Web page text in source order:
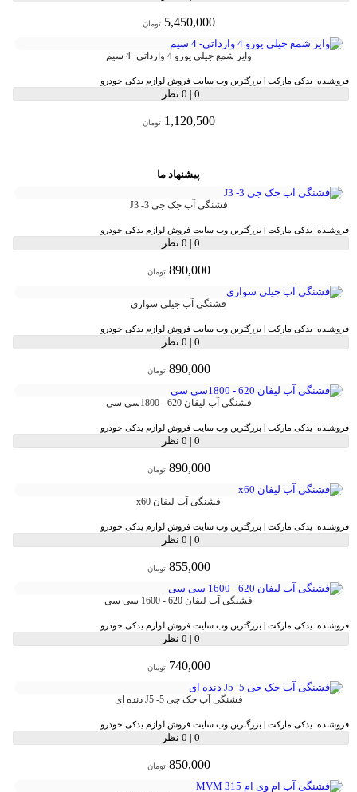
5,450,000 تومان
وایر شمع جیلی یورو 4 وارداتی- 4 سیم
فروشنده: یدکی مارکت | بزرگترین وب سایت فروش لوازم یدکی خودرو
0
| 0 نظر
1,120,500 تومان
پیشنهاد ما
فشنگی آب جک جی 3- J3
فروشنده: یدکی مارکت | بزرگترین وب سایت فروش لوازم یدکی خودرو
0
| 0 نظر
890,000 تومان
فشنگی آب جیلی سواری
فروشنده: یدکی مارکت | بزرگترین وب سایت فروش لوازم یدکی خودرو
0
| 0 نظر
890,000 تومان
فشنگی آب لیفان 620 - 1800سی سی
فروشنده: یدکی مارکت | بزرگترین وب سایت فروش لوازم یدکی خودرو
0
| 0 نظر
890,000 تومان
فشنگی آب لیفان x60
فروشنده: یدکی مارکت | بزرگترین وب سایت فروش لوازم یدکی خودرو
0
| 0 نظر
855,000 تومان
فشنگی آب لیفان 620 - 1600 سی سی
فروشنده: یدکی مارکت | بزرگترین وب سایت فروش لوازم یدکی خودرو
0
| 0 نظر
740,000 تومان
فشنگی آب جک جی 5- J5 دنده ای
فروشنده: یدکی مارکت | بزرگترین وب سایت فروش لوازم یدکی خودرو
0
| 0 نظر
850,000 تومان